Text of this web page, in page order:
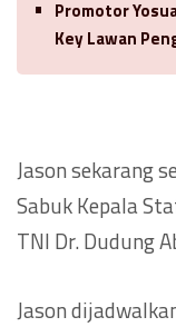
Promotor
Key Lawan
Jason sekarang
Sabuk Kepala
TNI Dr. Dudung
Jason